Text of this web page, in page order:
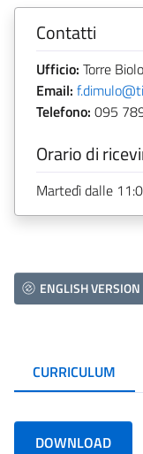
Contatti
Ufficio: Torre
Email:
Telefono: 095
Orario di
Martedì dalle
ENGLISH VERSION
CURRICULUM
DOWNLOAD